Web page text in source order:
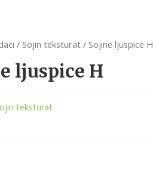
/ Sojin teksturat / Sojine ljuspice H
ljuspice H
teksturat